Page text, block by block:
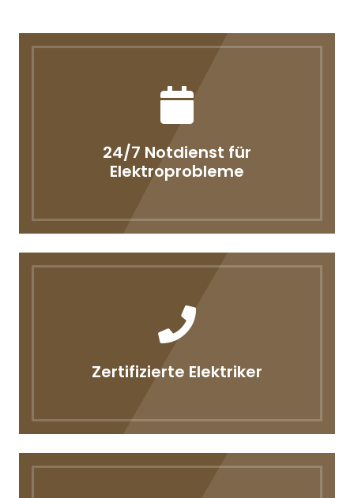
24/7 Notdienst für
Elektroprobleme
Zertifizierte Elektriker